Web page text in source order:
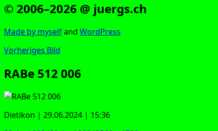
© 2006–2026 @ juergs.ch
Made by mys­elfand Word­Press
Vorheriges Bild
RABe 512 006
Die­ti­kon | 29.06.2024 | 15:36